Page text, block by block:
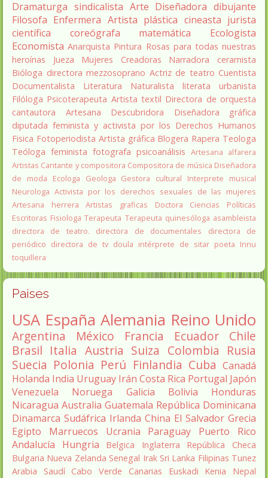
Dramaturga sindicalista Arte Diseñadora dibujante
Filosofa Enfermera Artista plástica cineasta jurista
científica
coreógrafa matemática
Ecologista
Economista Anarquista Pintura Rosas para todas nuestras
heroínas
Jueza Mujeres Creadoras Narradora
ceramista
Bióloga directora mezzosoprano Actriz de teatro Cuentista
Documentalista
Literatura Naturalista literata
urbanista
Filóloga Psicoterapeuta Artista textil Directora de orquesta
cantautora
Artesana Descubridora
Diseñadora gráfica
diputada feminista y activista por los Derechos Humanos
Fisica Fotoperiodista Artista gráfica Blogera Rapera Teologa
Teóloga feminista fotografa psicoanálisis Artesana alfarera
Artistas Cantante y compositora Compositora de música Diseñadora
de moda
Ecologa Geologa Gestora cultural
Interprete musical
Neurologa Activista por los derechos sexuales de las mujeres
Artesana herrera
Artistas graficas
Doctora Ciencias Políticas
Escritoras Fisiologa Terapeuta Terapeuta quinesóloga asambleista
directora de teatro.
directora de documentales
directora de
periódico directora de tv doula intérprete de sitar poeta Innu
toquillera
Paises
USA España Alemania Reino Unido
Argentina México Francia Ecuador
Chile
Brasil Italia Austria Suiza Colombia Rusia
Suecia Polonia Perú Finlandia Cuba Canadá
Holanda India Uruguay Irán Costa Rica Portugal Japón
Venezuela
Noruega Galicia Bolivia
Honduras
Nicaragua Australia Guatemala República Dominicana
Dinamarca Sudáfrica Irlanda China El Salvador Grecia
Egipto
Marruecos Ucrania Paraguay
Puerto Rico
Andalucía
Hungria Belgica Inglaterra
República Checa
Bulgaria Nueva Zelanda Senegal Irak Sri Lanka Filipinas Tunez
Arabia Saudí Cabo Verde Canarias Euskadi Kenia
Nepal